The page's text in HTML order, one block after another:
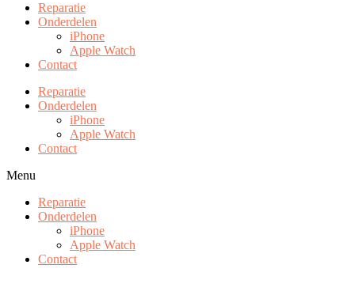
Reparatie
Onderdelen
iPhone
Apple Watch
Contact
Reparatie
Onderdelen
iPhone
Apple Watch
Contact
Menu
Reparatie
Onderdelen
iPhone
Apple Watch
Contact